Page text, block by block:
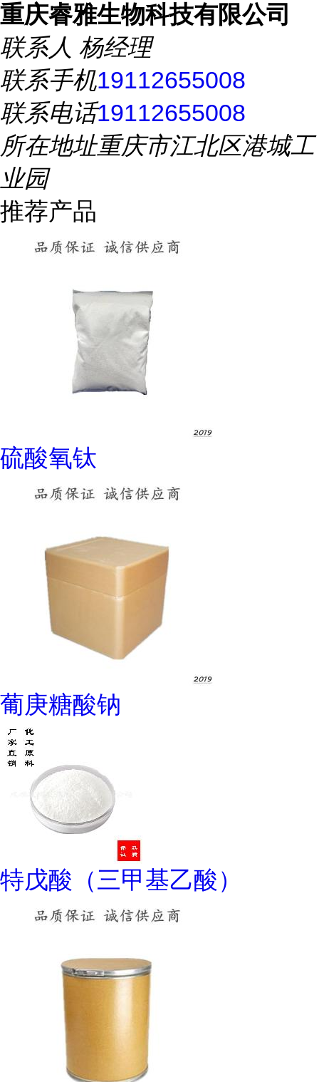
重庆睿雅生物科技有限公司
联系人 杨经理
联系手机19112655008
联系电话19112655008
所在地址重庆市江北区港城工
业园
推荐产品
硫酸氧钛
葡庚糖酸钠
特戊酸（三甲基乙酸）